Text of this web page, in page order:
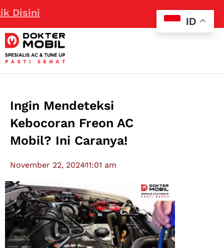
Ingin Mendeteksi
Kebocoran Freon AC
Mobil? Ini Caranya!
November 22, 202411:01 am
ID